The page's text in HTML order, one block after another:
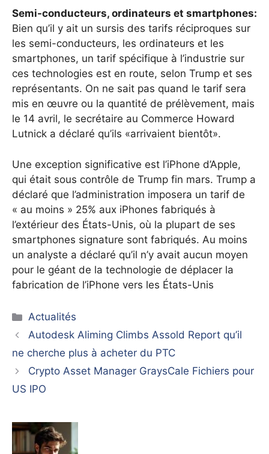
Semi-conducteurs, ordinateurs et smartphones:
Bien qu’il y ait un sursis des tarifs réciproques sur
les semi-conducteurs, les ordinateurs et les
smartphones, un tarif spécifique à l’industrie sur
ces technologies est en route, selon Trump et ses
représentants. On ne sait pas quand le tarif sera
mis en œuvre ou la quantité de prélèvement, mais
le 14 avril, le secrétaire au Commerce Howard
Lutnick a déclaré qu’ils «arrivaient bientôt».
Une exception significative est l’iPhone d’Apple,
qui était sous contrôle de Trump fin mars. Trump a
déclaré que l’administration imposera un tarif de
« au moins » 25% aux iPhones fabriqués à
l’extérieur des États-Unis, où la plupart de ses
smartphones signature sont fabriqués. Au moins
un analyste a déclaré qu’il n’y avait aucun moyen
pour le géant de la technologie de déplacer la
fabrication de l’iPhone vers les États-Unis
Catégories
Actualités
Autodesk Aliming Climbs Assold Report qu’il
ne cherche plus à acheter du PTC
Crypto Asset Manager GraysCale Fichiers pour
US IPO